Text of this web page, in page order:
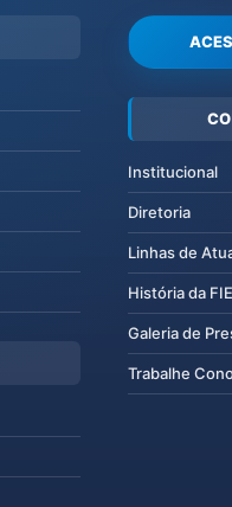
Institucional
Diretoria
Linhas de
História da
Galeria de
Trabalhe